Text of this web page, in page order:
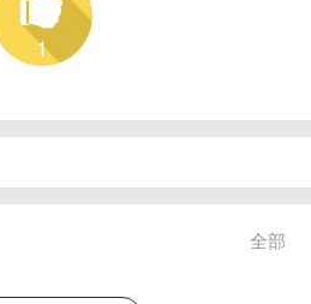
1
全部